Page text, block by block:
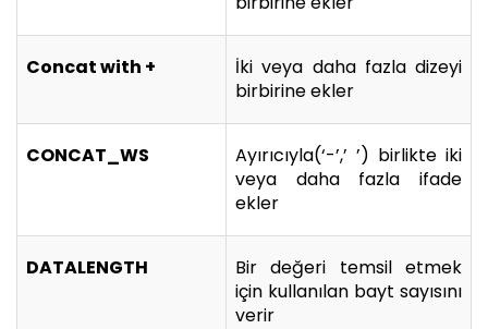
Concat with +
İki veya daha fazla dizeyi
birbirine ekler
CONCAT_WS
Ayırıcıyla(‘-’,’ ’) birlikte iki
veya daha fazla ifade
ekler
DATALENGTH
Bir değeri temsil etmek
için kullanılan bayt sayısını
verir